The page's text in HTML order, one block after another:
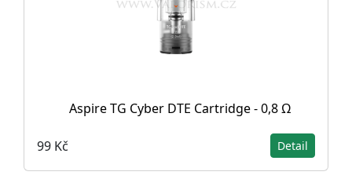
Aspire TG Cyber DTE Cartridge - 0,8 Ω
99 Kč Detail